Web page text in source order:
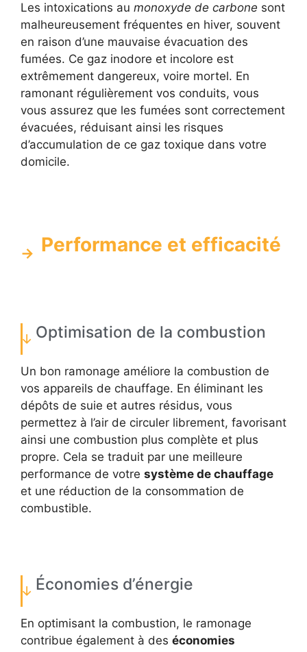
Les intoxications au monoxyde de carbone sont
malheureusement fréquentes en hiver, souvent
en raison d’une mauvaise évacuation des
fumées. Ce gaz inodore et incolore est
extrêmement dangereux, voire mortel. En
ramonant régulièrement vos conduits, vous
vous assurez que les fumées sont correctement
évacuées, réduisant ainsi les risques
d’accumulation de ce gaz toxique dans votre
domicile.
Performance et efficacité
Optimisation de la combustion
Un bon ramonage améliore la combustion de
vos appareils de chauffage. En éliminant les
dépôts de suie et autres résidus, vous
permettez à l’air de circuler librement, favorisant
ainsi une combustion plus complète et plus
propre. Cela se traduit par une meilleure
performance de votre système de chauffage
et une réduction de la consommation de
combustible.
Économies d’énergie
En optimisant la combustion, le ramonage
contribue également à des économies